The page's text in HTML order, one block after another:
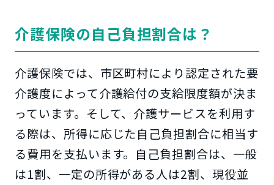
介護保険の自己負担割合は？
介護保険では、市区町村により認定された要
介護度によって介護給付の支給限度額が決ま
っています。そして、介護サービスを利用す
る際は、所得に応じた自己負担割合に相当す
る費用を支払います。自己負担割合は、一般
は1割、一定の所得がある人は2割、現役並